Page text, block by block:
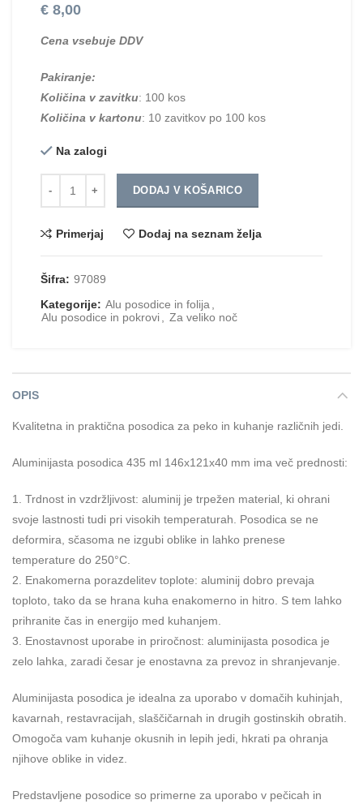
€ 8,00
Cena vsebuje DDV
Pakiranje:
Količina v zavitku: 100 kos
Količina v kartonu: 10 zavitkov po 100 kos
Na zalogi
DODAJ V KOŠARICO
Primerjaj Dodaj na seznam želja
Šifra: 97089
Kategorije: Alu posodice in folija
Alu posodice in pokrovi
Za veliko noč
OPIS
Kvalitetna in praktična posodica za peko in kuhanje različnih jedi.
Aluminijasta posodica 435 ml 146x121x40 mm ima več prednosti:
1. Trdnost in vzdržljivost: aluminij je trpežen material, ki ohrani
svoje lastnosti tudi pri visokih temperaturah. Posodica se ne
deformira, sčasoma ne izgubi oblike in lahko prenese
temperature do 250°С.
2. Enakomerna porazdelitev toplote: aluminij dobro prevaja
toploto, tako da se hrana kuha enakomerno in hitro. S tem lahko
prihranite čas in energijo med kuhanjem.
3. Enostavnost uporabe in priročnost: aluminijasta posodica je
zelo lahka, zaradi česar je enostavna za prevoz in shranjevanje.
Aluminijasta posodica je idealna za uporabo v domačih kuhinjah,
kavarnah, restavracijah, slaščičarnah in drugih gostinskih obratih.
Omogoča vam kuhanje okusnih in lepih jedi, hkrati pa ohranja
njihove oblike in videz.
Predstavljene posodice so primerne za uporabo v pečicah in